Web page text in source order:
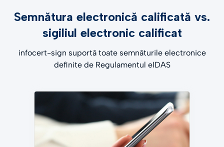
Semnătura electronică calificată vs.
sigiliul electronic calificat
infocert-sign suportă toate semnăturile electronice
definite de Regulamentul eIDAS